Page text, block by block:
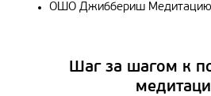
ОШО Джиббериш Медитацию
Шаг за шагом к